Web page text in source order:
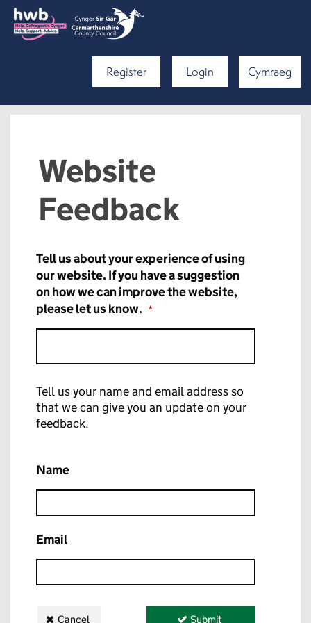
Register Login Cymraeg